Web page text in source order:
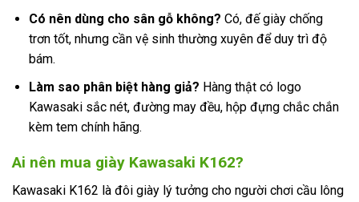
Có nên dùng cho sân gỗ không? Có, đế giày chống
trơn tốt, nhưng cần vệ sinh thường xuyên để duy trì độ
bám.
Làm sao phân biệt hàng giả? Hàng thật có logo
Kawasaki sắc nét, đường may đều, hộp đựng chắc chắn
kèm tem chính hãng.
Ai nên mua giày Kawasaki K162?
Kawasaki K162 là đôi giày lý tưởng cho người chơi cầu lông